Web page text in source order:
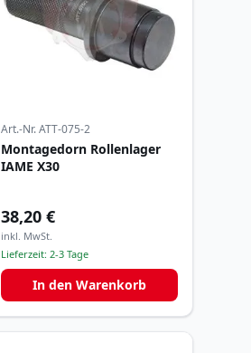
Art.-Nr.ATT-075-2
Montagedorn Rollenlager
IAME X30
38,20 €
inkl. MwSt.
Lieferzeit: 2-3 Tage
In den Warenkorb